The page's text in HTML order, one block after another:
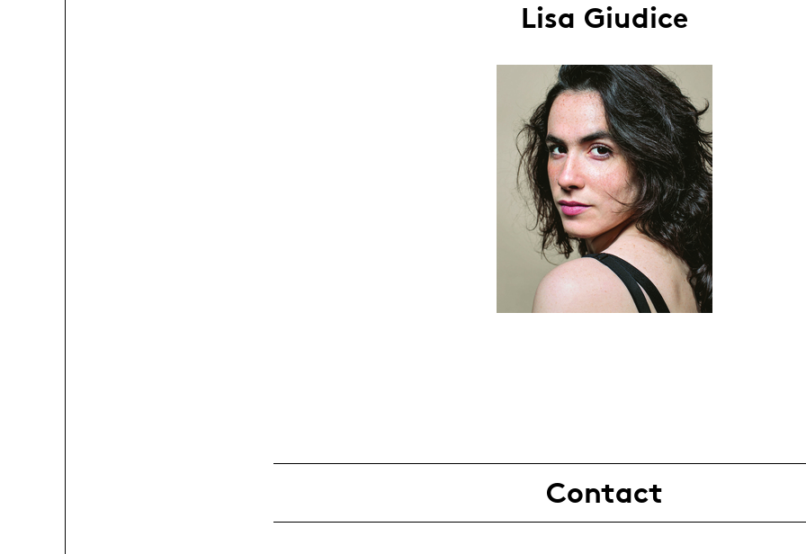
Lisa Giudice
Contact